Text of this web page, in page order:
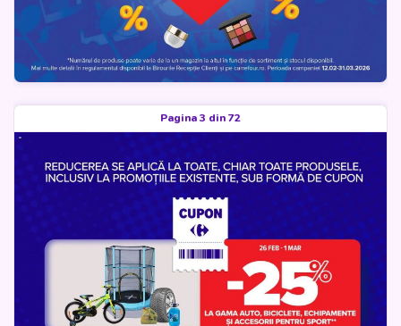
Pagina 3 din 72